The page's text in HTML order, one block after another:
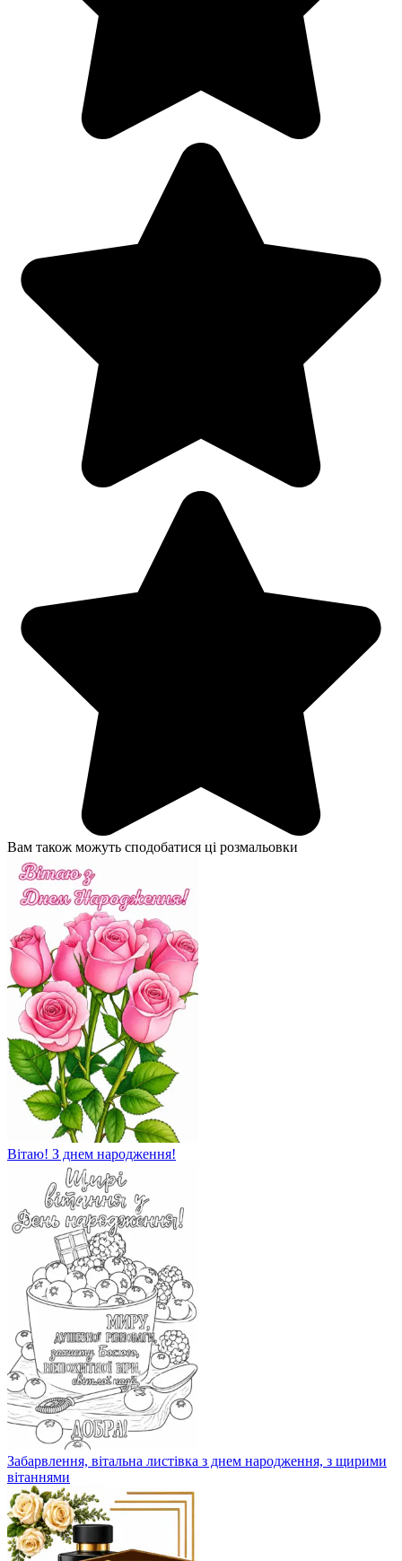
Вам також можуть сподобатися ці розмальовки
Вітаю! З днем ​​народження!
Забарвлення, вітальна листівка з днем ​​народження, з щирими
вітаннями